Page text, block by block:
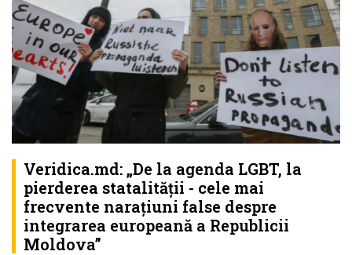
Veridica.md: „De la agenda LGBT, la
pierderea statalității - cele mai
frecvente narațiuni false despre
integrarea europeană a Republicii
Moldova”